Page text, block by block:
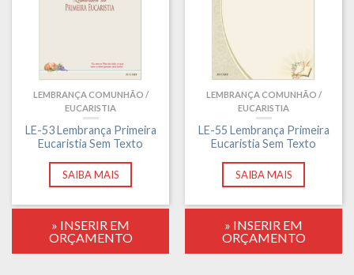
LEMBRANÇA COMUNHÃO /
EUCARISTIA
LE-53 Lembrança Primeira
Eucaristia Sem Texto
SAIBA MAIS
» INSERIR EM
ORÇAMENTO
LEMBRANÇA COMUNHÃO /
EUCARISTIA
LE-55 Lembrança Primeira
Eucaristia Sem Texto
SAIBA MAIS
» INSERIR EM
ORÇAMENTO